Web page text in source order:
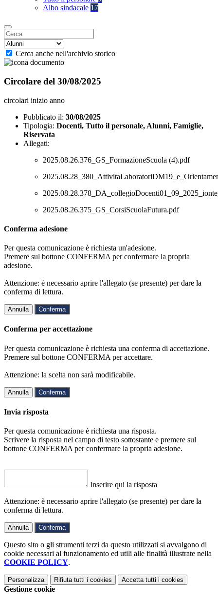
Albo sindacale 17
Cerca anche nell'archivio storico
Circolare del 30/08/2025
circolari inizio anno
Pubblicato il: 30/08/2025
Tipologia: Docenti, Tutto il personale, Alunni, Famiglie,
Riservata
Allegati:
2025.08.26.376_GS_FormazioneScuola (4).pdf
2025.08.26.375_GS_CorsiScuolaFutura.pdf
Conferma adesione
Per questa comunicazione è richiesta un'adesione.
Premere sul bottone CONFERMA per confermare la propria
adesione.
Attenzione: è necessario aprire l'allegato (se presente) per dare la
conferma di lettura.
Annulla Conferma
Conferma per accettazione
Per questa comunicazione è richiesta una conferma di accettazione.
Premere sul bottone CONFERMA per accettare.
Attenzione: la scelta non sarà modificabile.
Annulla Conferma
Invia risposta
Per questa comunicazione è richiesta una risposta.
Scrivere la risposta nel campo di testo sottostante e premere sul
bottone CONFERMA per confermare la propria adesione.
Inserire qui la risposta
Attenzione: è necessario aprire l'allegato (se presente) per dare la
conferma di lettura.
Annulla Conferma
Questo sito o gli strumenti terzi da questo utilizzati si avvalgono di
cookie necessari al funzionamento ed utili alle finalità illustrate nella
COOKIE POLICY.
Personalizza Rifiuta tutti i cookies Accetta tutti i cookies
Gestione cookie